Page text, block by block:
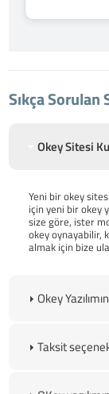
Sıkça Sorulan
Okey Sitesi
Yeni bir okey
için yeni bir okey
size göre, ister
okey oynayabilir,
almak için bize
Okey
Taksit